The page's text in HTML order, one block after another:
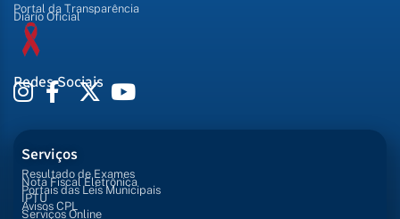
Portal da Transparência
Diário Oficial
Redes Sociais
Serviços
Resultado de Exames
Nota Fiscal Eletrônica
Portais das Leis Municipais
IPTU
Avisos CPL
Serviços Online